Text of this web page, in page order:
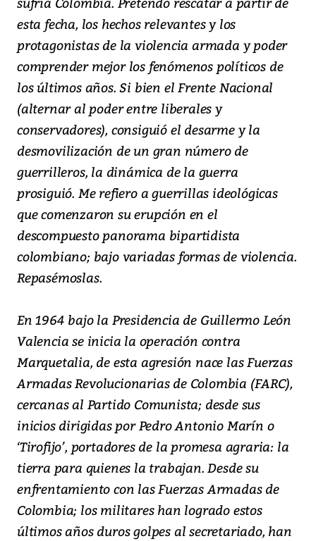
esta fecha, los hechos relevantes y los
protagonistas de la violencia armada y poder
comprender mejor los fenómenos políticos de
los últimos años. Si bien el Frente Nacional
(alternar al poder entre liberales y
conservadores), consiguió el desarme y la
desmovilización de un gran número de
guerrilleros, la dinámica de la guerra
prosiguió. Me refiero a guerrillas ideológicas
que comenzaron su erupción en el
descompuesto panorama bipartidista
colombiano; bajo variadas formas de violencia.
Repasémoslas.
En 1964 bajo la Presidencia de Guillermo León
Valencia se inicia la operación contra
Marquetalia, de esta agresión nace las Fuerzas
Armadas Revolucionarias de Colombia (FARC),
cercanas al Partido Comunista; desde sus
inicios dirigidas por Pedro Antonio Marín o
‘Tirofijo’, portadores de la promesa agraria: la
tierra para quienes la trabajan. Desde su
enfrentamiento con las Fuerzas Armadas de
Colombia; los militares han logrado estos
últimos años duros golpes al secretariado, han